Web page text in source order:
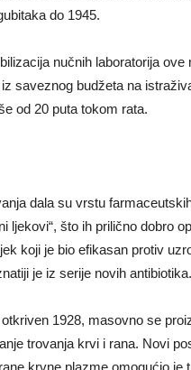
do 1945.
nučnih laboratorija ove
saveznog budžeta na
od 20 puta tokom rata.
dala su vrstu
ljekovi“, što ih prilično dobro
koji je bio efikasan protiv
je iz serije novih antibiotika.
1928, masovno se
trovanja krvi i rana. Novi
krvne plazme omogućio je